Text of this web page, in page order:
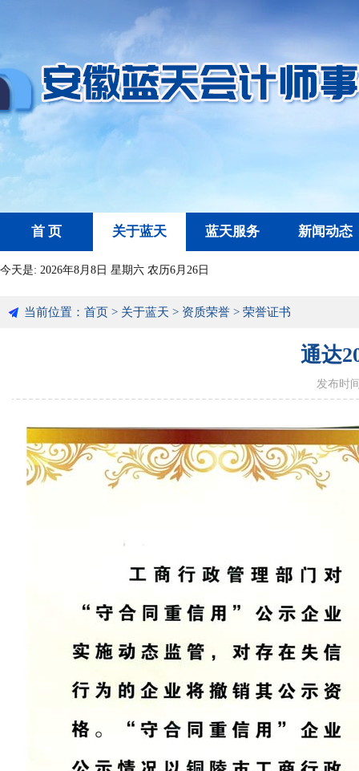
首 页 关于蓝天 蓝天服务 新闻动态
今天是: 2026年8月8日 星期六 农历6月26日
当前位置： 首页 > 关于蓝天 > 资质荣誉 > 荣誉证书
通达
发布时